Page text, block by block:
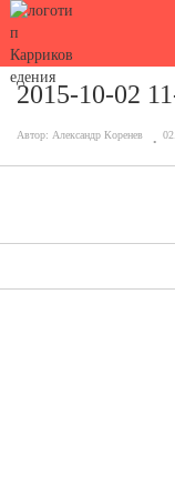
2015-10-02
Автор: Александр Коренев